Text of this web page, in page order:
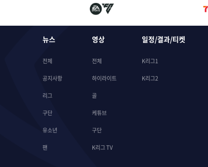
뉴스
전체
공지사항
리그
구단
유소년
팬
영상
전체
하이라이트
골
케튜브
구단
K리그 TV
일정/결과/티켓
K리그1
K리그2